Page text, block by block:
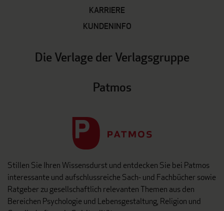
KARRIERE
KUNDENINFO
Die Verlage der Verlagsgruppe
Patmos
Stillen Sie Ihren Wissensdurst und entdecken Sie bei Patmos
interessante und aufschlussreiche Sach- und Fachbücher sowie
Ratgeber zu gesellschaftlich relevanten Themen aus den
Bereichen Psychologie und Lebensgestaltung, Religion und